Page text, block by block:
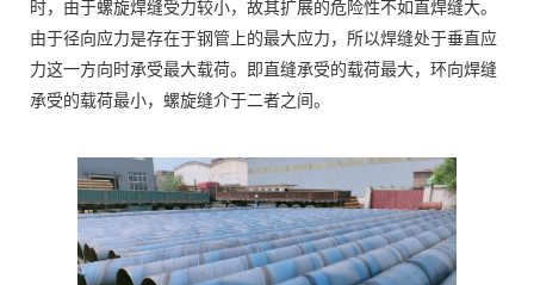
时，由于螺旋焊缝受力较小，故其扩展的危险性不如直焊缝大。
由于径向应力是存在于钢管上的最大应力，所以焊缝处于垂直应
力这一方向时承受最大载荷。即直缝承受的载荷最大，环向焊缝
承受的载荷最小，螺旋缝介于二者之间。